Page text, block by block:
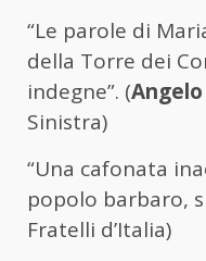
“Le parole di
della Torre dei
indegne”. (
Sinistra)
“Una cafonata
popolo barbaro,
Fratelli d’Italia)